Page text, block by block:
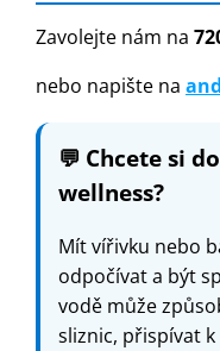
Zavolejte nám na
nebo napište na
💬 Chcete si
wellness?
Mít vířivku nebo
odpočívat a být
vodě může
sliznic, přispívat